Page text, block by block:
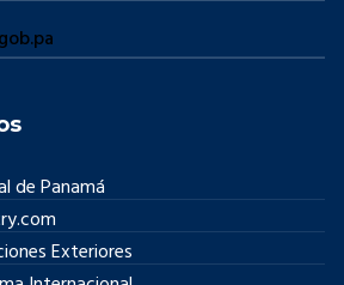
de Panamá
Exteriores